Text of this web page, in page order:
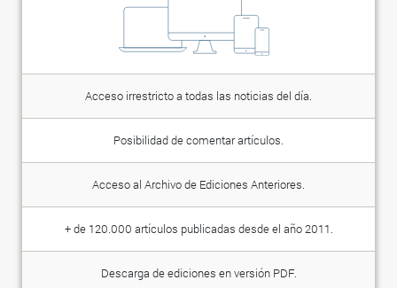
Acceso irrestricto a todas las noticias del día.
Posibilidad de comentar artículos.
Acceso al Archivo de Ediciones Anteriores.
+ de 120.000 artículos publicadas desde el año 2011.
Descarga de ediciones en versión PDF.